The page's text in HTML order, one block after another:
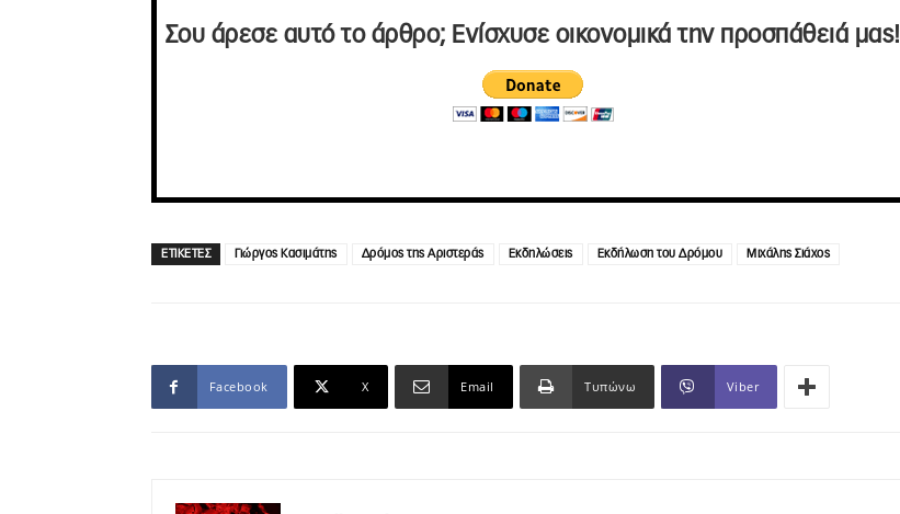
Σου άρεσε αυτό το άρθρο; Ενίσχυσε οικονομικά την προσπάθειά μας!
ΕΤΙΚΕΤΕΣ Γιώργος Κασιμάτης Δρόμος της Αριστεράς Εκδηλώσεις Εκδήλωση του Δρόμου Μιχάλης Σιάχος
Facebook X Email Τυπώνω Viber